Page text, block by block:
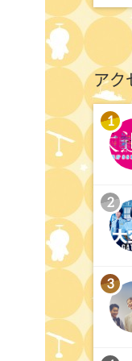
アク
1
2
3